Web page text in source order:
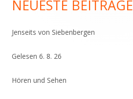
NEUESTE BEITRÄGE
Jenseits von Siebenbergen
Gelesen 6. 8. 26
Hören und Sehen